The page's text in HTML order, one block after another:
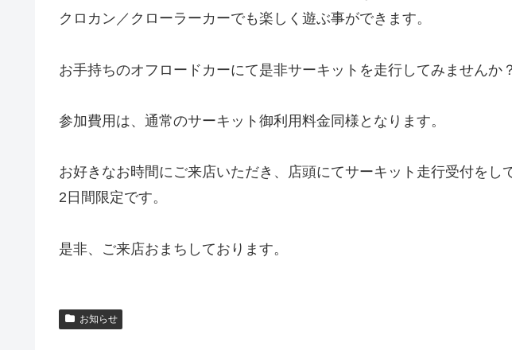
クロカン／クローラーカーでも楽しく遊ぶ事ができます。
お手持ちのオフロードカーにて是非サーキットを走行してみませんか？
参加費用は、通常のサーキット御利用料金同様となります。
お好きなお時間にご来店いただき、店頭にてサーキット走行受付をし
2日間限定です。
是非、ご来店おまちしております。
お知らせ